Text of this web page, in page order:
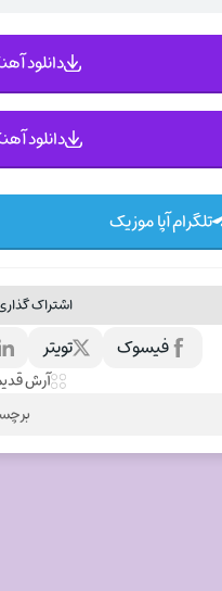
دانلود
دانلود
تلگرام آپا موزیک
اشتراک
تویتر فیسوک
آرش